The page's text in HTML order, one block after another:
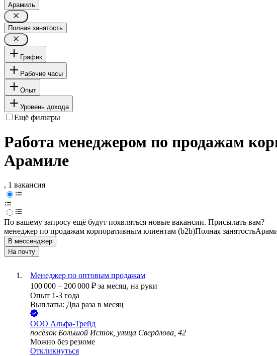
Арамиль
Полная занятость
График
Рабочие часы
Опыт
Уровень дохода
Ещё фильтры
Работа менеджером по продажам
Арамиле
, 1 вакансия
По вашему запросу ещё будут появляться новые вакансии. Присылать вам?
менеджер по продажам корпоративным клиентам (b2b)Полная занятость
В мессенджер
На почту
Менеджер по оптовым продажам
100 000 – 200 000 ₽ за месяц, на руки
Опыт 1-3 года
Выплаты: Два раза в месяц
ООО Альфа-Трейд
посёлок Большой Исток, улица Свердлова, 42
Можно без резюме
Откликнуться